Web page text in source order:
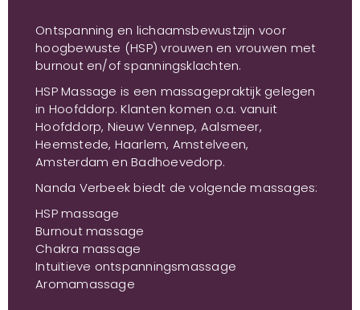
Ontspanning en lichaamsbewustzijn voor
hoogbewuste (HSP) vrouwen en vrouwen met
burnout en/of spanningsklachten.
HSP Massage is een massagepraktijk gelegen
in Hoofddorp. Klanten komen o.a. vanuit
Hoofddorp, Nieuw Vennep, Aalsmeer,
Heemstede, Haarlem, Amstelveen,
Amsterdam en Badhoevedorp.
Nanda Verbeek biedt de volgende massages:
HSP massage
Burnout massage
Chakra massage
Intuïtieve ontspanningsmassage
Aromamassage